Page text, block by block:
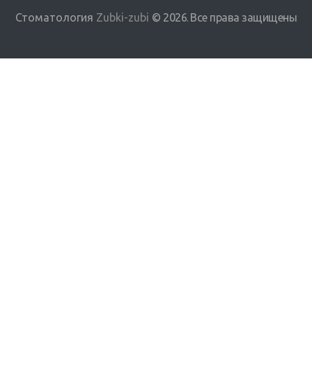
Стоматология Zubki-zubi © 2026. Все права защищены